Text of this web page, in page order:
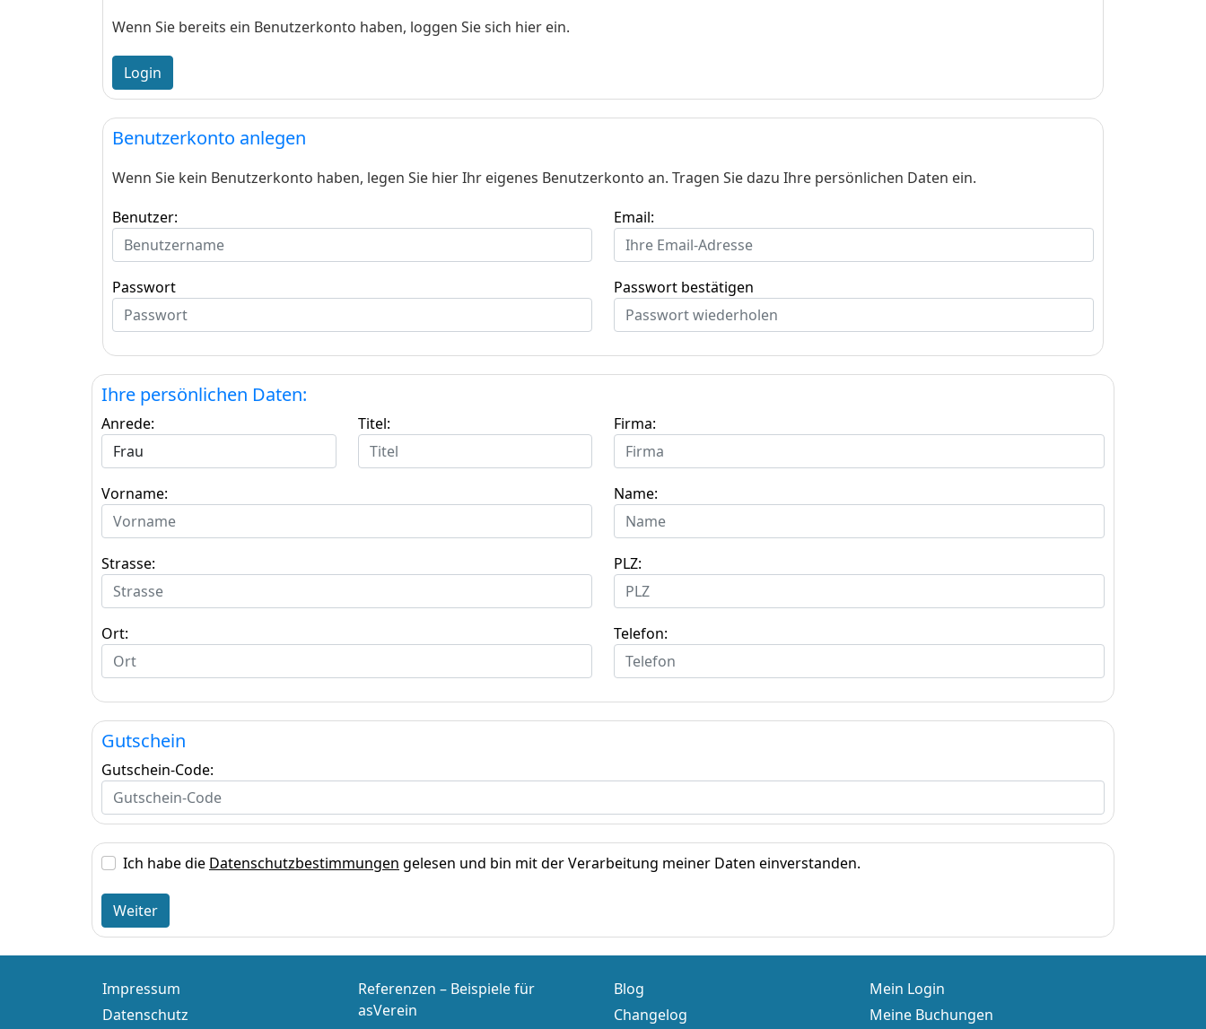
Wenn Sie bereits ein Benutzerkonto haben, loggen Sie sich hier ein.
Login
Benutzerkonto anlegen
Wenn Sie kein Benutzerkonto haben, legen Sie hier Ihr eigenes Benutzerkonto an. Tragen Sie dazu Ihre persönlichen Daten ein.
Benutzer:
Email:
Passwort Passwort bestätigen
Ihre persönlichen Daten:
Anrede: Titel: Firma:
Vorname: Name:
Strasse: PLZ:
Ort: Telefon:
Gutschein
Gutschein-Code:
Ich habe die Datenschutzbestimmungen gelesen und bin mit der Verarbeitung meiner Daten einverstanden.
Weiter
Impressum
Datenschutz
Referenzen – Beispiele für
asVerein
Blog
Changelog
Mein Login
Meine Buchungen